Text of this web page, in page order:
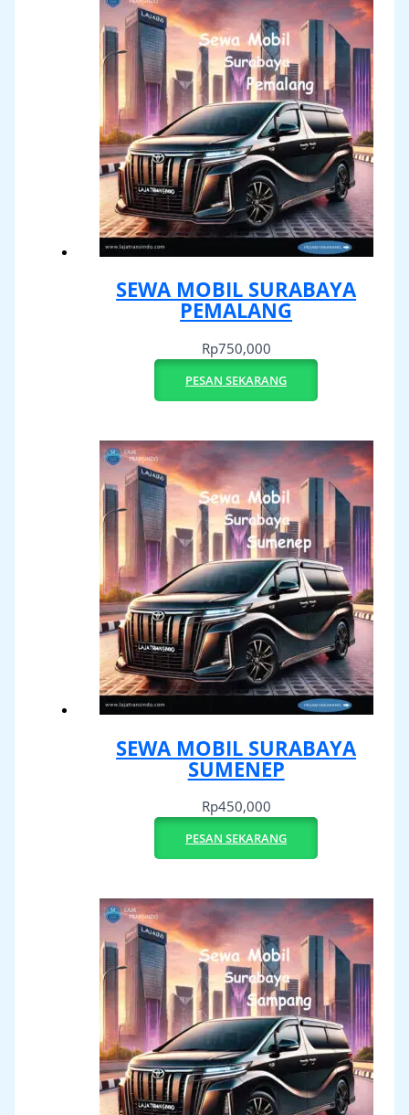
SEWA MOBIL SURABAYA
PEMALANG
Rp750,000
PESAN SEKARANG
SEWA MOBIL SURABAYA
SUMENEP
Rp450,000
PESAN SEKARANG